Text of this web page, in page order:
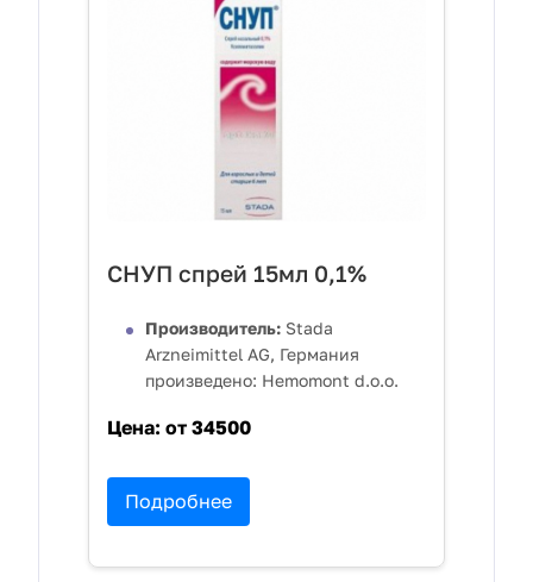
СНУП спрей 15мл 0,1%
Производитель: Stada
Arzneimittel AG, Германия
произведено: Hemomont d.o.o.
Цена: от 34500
Подробнее